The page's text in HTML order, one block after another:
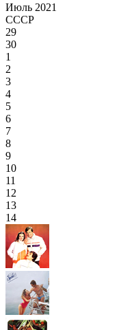
Июль 2021
СССР
29
30
1
2
3
4
5
6
7
8
9
10
11
12
13
14